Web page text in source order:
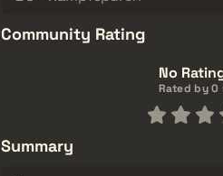
Community Rating
No
Rated by 0
Summary